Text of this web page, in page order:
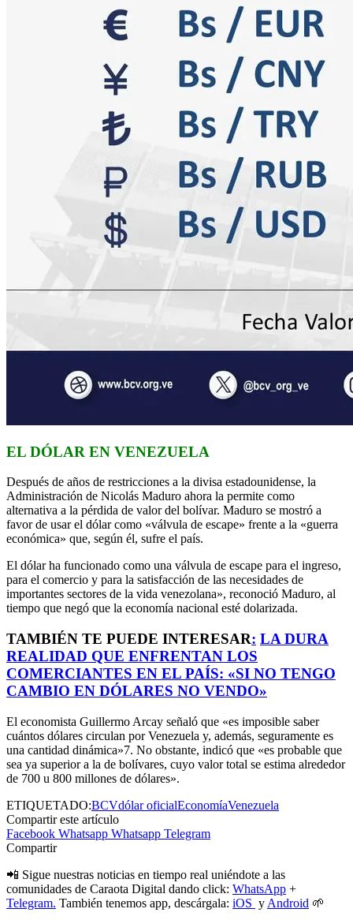
EL DÓLAR EN VENEZUELA
Después de años de restricciones a la divisa estadounidense, la
Administración de Nicolás Maduro ahora la permite como
alternativa a la pérdida de valor del bolívar. Maduro se mostró a
favor de usar el dólar como «válvula de escape» frente a la «guerra
económica» que, según él, sufre el país.
El dólar ha funcionado como una válvula de escape para el ingreso,
para el comercio y para la satisfacción de las necesidades de
importantes sectores de la vida venezolana», reconoció Maduro, al
tiempo que negó que la economía nacional esté dolarizada.
TAMBIÉN TE PUEDE INTERESAR: LA DURA
REALIDAD QUE ENFRENTAN LOS
COMERCIANTES EN EL PAÍS: «SI NO TENGO
CAMBIO EN DÓLARES NO VENDO»
El economista Guillermo Arcay señaló que «es imposible saber
cuántos dólares circulan por Venezuela y, además, seguramente es
una cantidad dinámica»7. No obstante, indicó que «es probable que
sea ya superior a la de bolívares, cuyo valor total se estima alrededor
de 700 u 800 millones de dólares».
ETIQUETADO:BCVdólar oficialEconomíaVenezuela
Compartir este artículo
Facebook Whatsapp Whatsapp Telegram
Compartir
📲 Sigue nuestras noticias en tiempo real uniéndote a las
comunidades de Caraota Digital dando click: WhatsApp +
Telegram. También tenemos app, descárgala: iOS y Android 🌱